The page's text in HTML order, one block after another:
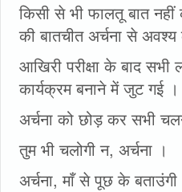
किसी से भी फालतू बात
की बातचीत अर्चना से
आखिरी परीक्षा के बाद
कार्यक्रम बनाने में जुट गई ।
अर्चना को छोड़ कर सभी
तुम भी चलोगी न, अर्चना ।
अर्चना, माँ से पूछ के बताउंगी